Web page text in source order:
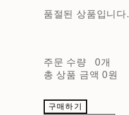
품절된 상품입니다.
주문 수량
0개
총 상품 금액 0원
구매하기